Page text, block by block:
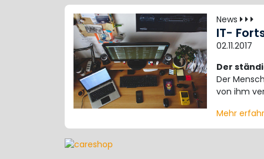
News
IT-
02.11.2017
Der
Der
von ihm
Mehr